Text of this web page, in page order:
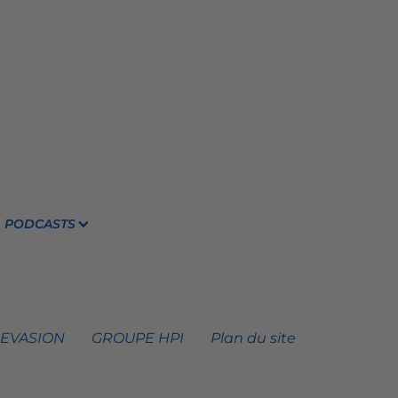
PODCASTS
GROUPE HPI Plan du site